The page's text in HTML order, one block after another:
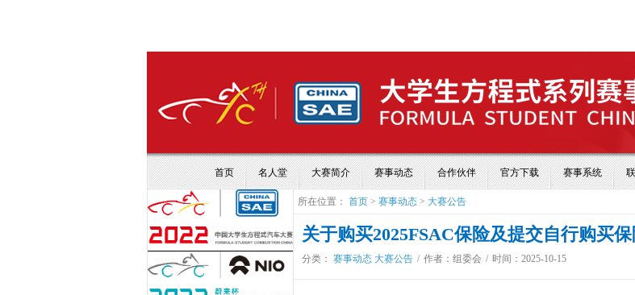
首页 名人堂 大赛简介 赛事动态 合作伙伴 官方下载 赛事系统
所在位置： 首页 > 赛事动态 > 大赛公告
关于购买2025FSAC保险及提交自行购买
分类： 赛事动态 大赛公告 / 作者：组委会 / 时间：2025-10-15